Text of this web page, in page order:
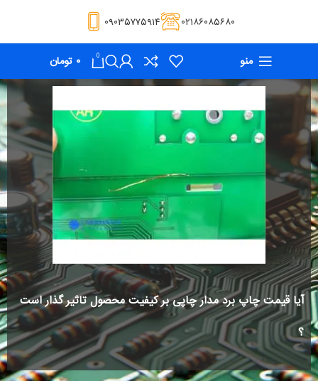
۰۲۱۸۶۰۸۵۶۸۰ ۰۹۰۳۵۷۷۵۹۱۴
منو 0 ۰ تومان
آیا قیمت چاپ برد مدار چاپی بر کیفیت محصول تاثیر گذار است
؟